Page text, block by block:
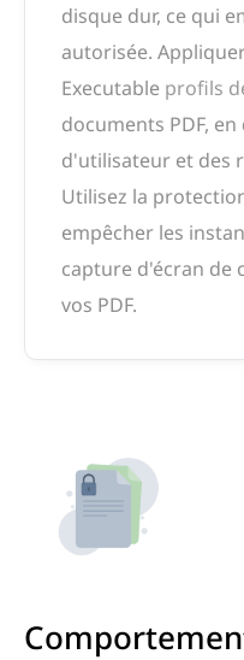
disque dur, ce qui
autorisée.
Executable profils
documents PDF,
d'utilisateur et des
Utilisez la
empêcher les
capture d'écran de
vos PDF.